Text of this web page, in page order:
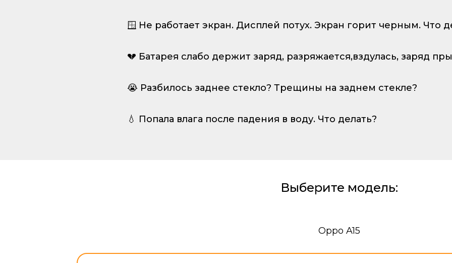
🪟 Не работает экран. Дисплей потух. Экран горит черным. Что
💔 Батарея слабо держит заряд, разряжается,вздулась, заряд
😭 Разбилось заднее стекло? Трещины на заднем стекле?
💧 Попала влага после падения в воду. Что делать?
Выберите модель:
Oppo A15